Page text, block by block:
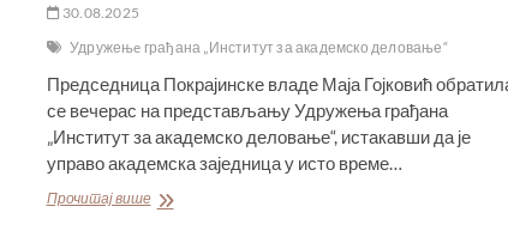
30.08.2025
Удружењe грађана „Институт за академско деловање“
Председница Покрајинске владе Маја Гојковић
се вечерас на представљању Удружења грађана
„Институт за академско деловање“, истакавши да је
управо академска заједница у исто време…
Прочитај вишеМАЈА